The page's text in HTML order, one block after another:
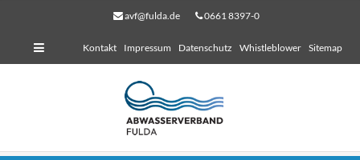
avf@fulda.de 0661 8397-0
Kontakt Impressum Datenschutz Whistleblower Sitemap